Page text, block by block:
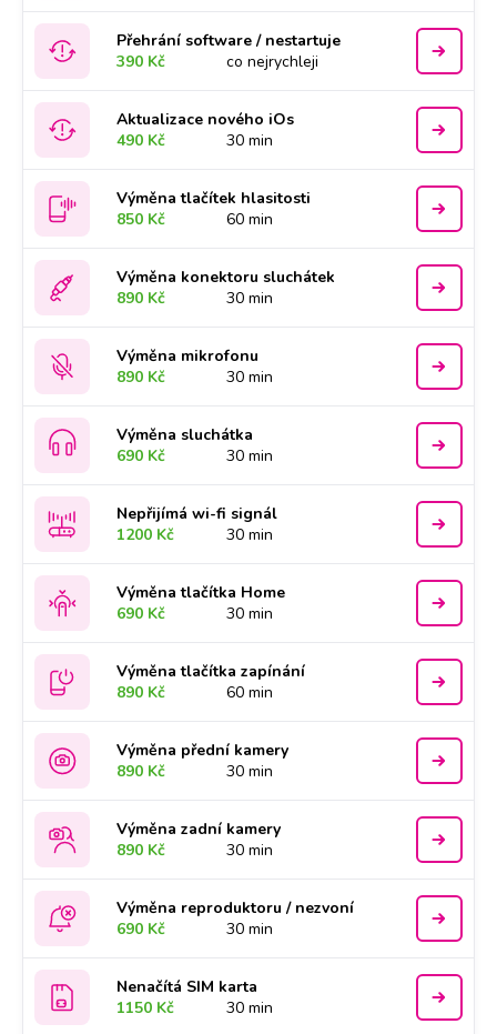
Přehrání software / nestartuje
390 Kč
co nejrychleji
Aktualizace nového iOs
490 Kč
30 min
Výměna tlačítek hlasitosti
850 Kč
60 min
Výměna konektoru sluchátek
890 Kč
30 min
Výměna mikrofonu
890 Kč
30 min
Výměna sluchátka
690 Kč
30 min
Nepřijímá wi-fi signál
1200 Kč
30 min
Výměna tlačítka Home
690 Kč
30 min
Výměna tlačítka zapínání
890 Kč
60 min
Výměna přední kamery
890 Kč
30 min
Výměna zadní kamery
890 Kč
30 min
Výměna reproduktoru / nezvoní
690 Kč
30 min
Nenačítá SIM karta
1150 Kč
30 min